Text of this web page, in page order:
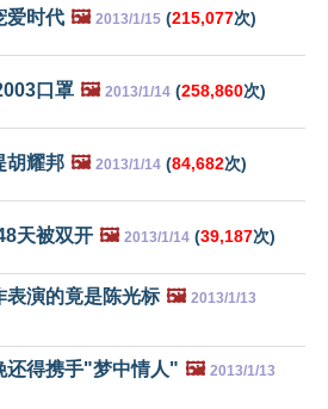
爱时代 🖼️ 2013/1/15 (215,077次)
口罩 🖼️ 2013/1/14 (258,860次)
胡耀邦 🖼️ 2013/1/14 (84,682次)
天被双开 🖼️ 2013/1/14 (39,187次)
表演的竟是陈光标 🖼️ 2013/1/13
还得携手"梦中情人" 🖼️ 2013/1/13